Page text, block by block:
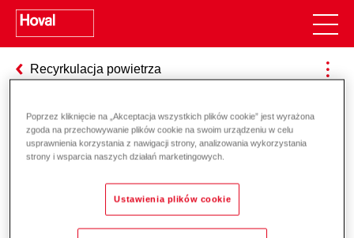
Recyrkulacja powietrza
Odpowiedzialność za energię i
Poprzez kliknięcie na „Akceptacja wszystkich plików cookie” jest wyrażona
zgoda na przechowywanie plików cookie na swoim urządzeniu w celu
usprawnienia korzystania z nawigacji strony, analizowania wykorzystania
strony i wsparcia naszych działań marketingowych.
Ustawienia plików cookie